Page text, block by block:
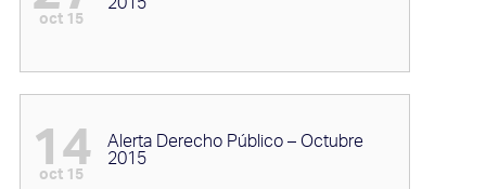
oct 15
14
oct 15
Alerta Derecho Público – Octubre
2015